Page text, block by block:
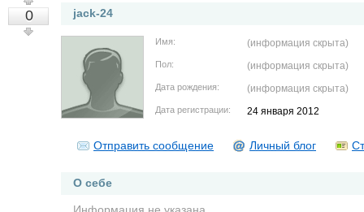
0 jack-24
Имя: (информация скрыта)
Пол: (информация скрыта)
Дата рождения: (информация скрыта)
Дата регистрации: 24 января 2012
Отправить сообщение Личный блог
О себе